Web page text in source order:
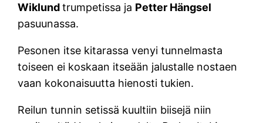
Wiklundtrumpetissa ja Petter Hängsel
pasuunassa.
Pesonen itse kitarassa venyi tunnelmasta
toiseen ei koskaan itseään jalustalle nostaen
vaan kokonaisuutta hienosti tukien.
Reilun tunnin setissä kuultiin biisejä niin